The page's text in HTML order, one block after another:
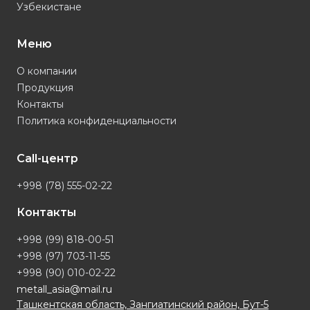
Узбекистане
Меню
О компании
Продукция
Контакты
Политика конфиденциальности
Call-центр
+998 (78) 555-02-22
Контакты
+998 (99) 818-00-51
+998 (97) 703-11-55
+998 (90) 010-02-22
metall_asia@mail.ru
Ташкентская область, Зангиатинский район, Бут-5